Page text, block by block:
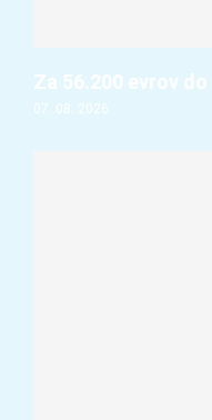
Za 56.200 evrov
07. 08. 2026